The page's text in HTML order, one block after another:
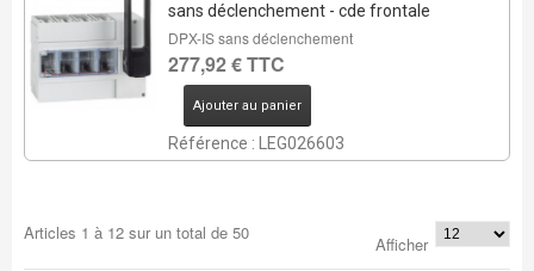
sans déclenchement - cde frontale
DPX-IS sans déclenchement
277,92 € TTC
Ajouter au panier
Référence : LEG026603
Articles 1 à 12sur un total de 50
Afficher